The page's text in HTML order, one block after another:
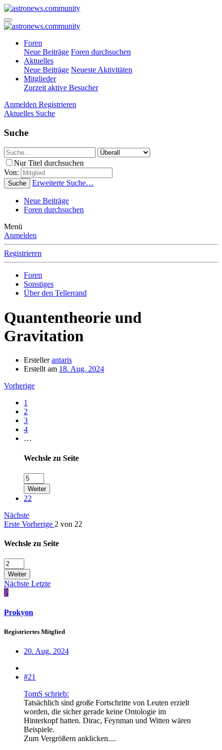
Foren
Neue Beiträge Foren durchsuchen
Aktuelles
Neue Beiträge Neueste Aktivitäten
Mitglieder
Zurzeit aktive Besucher
Anmelden Registrieren
Aktuelles Suche
Suche
Nur Titel durchsuchen
Von:
Suche Erweiterte Suche…
Neue Beiträge
Foren durchsuchen
Menü
Anmelden
Registrieren
Foren
Sonstiges
Über den Tellerrand
Quantentheorie und
Gravitation
Ersteller antaris
Erstellt am 18. Aug. 2024
Vorherige
1
2
3
4
…
Wechsle zu Seite
Weiter
22
Nächste
Erste Vorherige 2 von 22
Wechsle zu Seite
Weiter
Nächste Letzte
P
Prokyon
Registriertes Mitglied
20. Aug. 2024
#21
TomS schrieb:
Tatsächlich sind große Fortschritte von Leuten erzielt
worden, die sicher gerade keine Ontologie im
Hinterkopf hatten. Dirac, Feynman und Witten wären
Beispiele.
Zum Vergrößern anklicken....